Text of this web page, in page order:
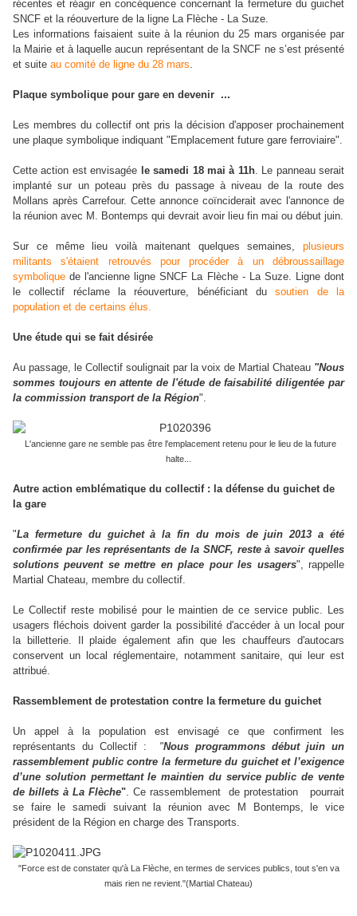
récentes et réagir en concéquence concernant la fermeture du guichet
SNCF et la réouverture de la ligne La Flèche - La Suze.
Les informations faisaient suite à la réunion du 25 mars organisée par
la Mairie et à laquelle aucun représentant de la SNCF ne s’est présenté
et suite au comité de ligne du 28 mars.
Plaque symbolique pour gare en devenir ...
Les membres du collectif ont pris la décision d'apposer prochainement
une plaque symbolique indiquant "Emplacement future gare ferroviaire".
Cette action est envisagée le samedi 18 mai à 11h. Le panneau serait
implanté sur un poteau près du passage à niveau de la route des
Mollans après Carrefour. Cette annonce coïnciderait avec l'annonce de
la réunion avec M. Bontemps qui devrait avoir lieu fin mai ou début juin.
Sur ce même lieu voilà maitenant quelques semaines, plusieurs
militants s'étaient retrouvés pour procéder à un débroussaillage
symbolique de l'ancienne ligne SNCF La Flèche - La Suze. Ligne dont
le collectif réclame la réouverture, bénéficiant dusoutien de la
population et de certains élus.
Une étude qui se fait désirée
Au passage, le Collectif soulignait par la voix de Martial Chateau "Nous
sommes toujours en attente de l'étude de faisabilité diligentée par
la commission transport de la Région".
L'ancienne gare ne semble pas être l'emplacement retenu pour le lieu de la future
halte...
Autre action emblématique du collectif : la défense du guichet de
la gare
"La fermeture du guichet à la fin du mois de juin 2013 a été
confirmée par les représentants de la SNCF, reste à savoir quelles
solutions peuvent se mettre en place pour les usagers", rappelle
Martial Chateau, membre du collectif.
Le Collectif reste mobilisé pour le maintien de ce service public. Les
usagers fléchois doivent garder la possibilité d'accéder à un local pour
la billetterie. Il plaide également afin que les chauffeurs d'autocars
conservent un local réglementaire, notamment sanitaire, qui leur est
attribué.
Rassemblement de protestation contre la fermeture du guichet
Un appel à la population est envisagé ce que confirment les
représentants du Collectif : "Nous programmons début juin un
rassemblement public contre la fermeture du guichet et l’exigence
d’une solution permettant le maintien du service public de vente
de billets à La Flèche" Ce rassemblement de protestation pourrait
se faire le samedi suivant la réunion avec M Bontemps, le vice
président de la Région en charge des Transports.
"Force est de constater qu'à La Flèche, en termes de services publics, tout s'en va
mais rien ne revient."(Martial Chateau)